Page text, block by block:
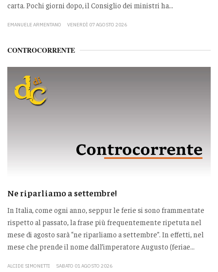
carta. Pochi giorni dopo, il Consiglio dei ministri ha...
EMANUELE ARMENTANO VENERDÌ 07 AGOSTO 2026
CONTROCORRENTE
Ne riparliamo a settembre!
In Italia, come ogni anno, seppur le ferie si sono frammentate
rispetto al passato, la frase più frequentemente ripetuta nel
mese di agosto sarà “ne riparliamo a settembre”. In effetti, nel
mese che prende il nome dall’imperatore Augusto (feriae...
ALCIDE SIMONETTI SABATO 01 AGOSTO 2026